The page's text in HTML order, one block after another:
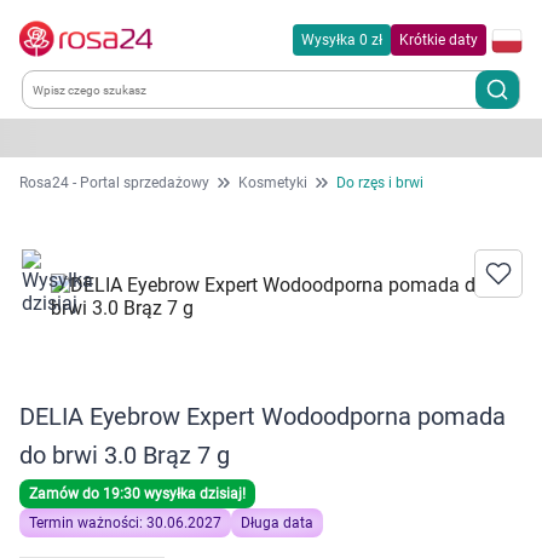
Wysyłka 0 zł Krótkie daty
Kategorie
Dla zwierząt
Zdrowie
Kobieta w ciąży i mama
Dziecko
Rosa24 - Portal sprzedażowy Kosmetyki Do rzęs i brwi
DELIA Eyebrow Expert Wodoodporna pomada
do brwi 3.0 Brąz 7 g
Zamów do 19:30 wysyłka dzisiaj!
Termin ważności: 30.06.2027
Długa data